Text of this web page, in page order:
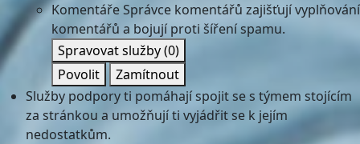
KomentářeSprávce komentářů zajišťují vyplňování
komentářů a bojují proti šíření spamu.
Spravovat služby(0)
Povolit
Zamítnout
Služby podpory ti pomáhají spojit se s týmem stojícím
za stránkou a umožňují ti vyjádřit se k jejím
nedostatkům.